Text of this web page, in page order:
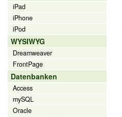
iPad
iPhone
iPod
WYSIWYG
Dreamweaver
FrontPage
Datenbanken
Access
mySQL
Oracle